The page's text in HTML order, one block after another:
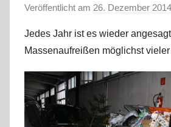
Veröffentlicht am 26. Dezember 2014
Jedes Jahr ist es wieder
Massenaufreißen möglichst